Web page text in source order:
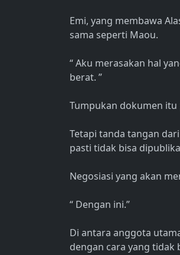
Emi, yang membawa
sama seperti Maou.
“ Aku merasakan hal
berat. ”
Tumpukan dokumen
Tetapi tanda tangan
pasti tidak bisa
Negosiasi yang akan
“ Dengan ini.”
Di antara anggota
dengan cara yang tidak